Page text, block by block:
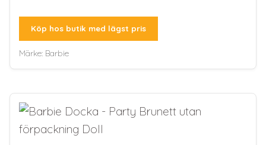
Köp hos butik med lägst pris
Märke: Barbie